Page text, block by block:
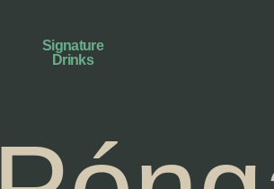
Signature
Drinks